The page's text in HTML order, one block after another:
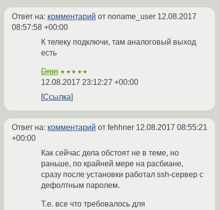
Ответ на: комментарий от noname_user 12.08.2017
08:57:58 +00:00
К телеку подключи, там аналоговый выход
есть
Dron ★★★★★
12.08.2017 23:12:27 +00:00
Ссылка
Ответ на: комментарий от fehhner 12.08.2017 08:55:21
+00:00
Как сейчас дела обстоят не в теме, но
раньше, по крайней мере на расбиане,
сразу после установки работал ssh-сервер с
дефолтным паролем.
Т.е. все что требовалось для